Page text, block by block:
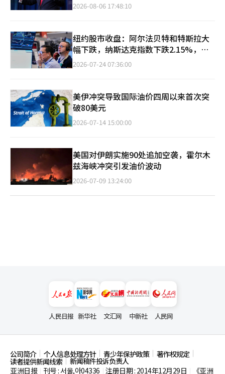
2026-08-06 17:48:10
纽约股市收盘：阿尔法贝特和特斯拉大
幅下跌，纳斯达克指数下跌2.15%，油
价突破100美元
2026-07-24 07:36:00
美伊冲突导致国际油价四周以来首次突
破80美元
2026-07-14 15:00:00
美国对伊朗实施90处追加空袭，霍尔木
兹海峡冲突引发油价波动
2026-07-09 13:24:00
人民日报 新华社 文汇网 中新社 人民网
公司简介 个人信息处理方针 青少年保护政策 著作权规定
读者提供新闻线索
新闻稿件投诉负责人
亚洲日报
刊号 : 서울,아04336 注册日期 : 2014年12月29日 《亚洲